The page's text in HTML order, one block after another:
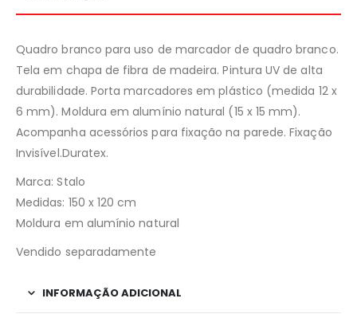
Quadro branco para uso de marcador de quadro branco.
Tela em chapa de fibra de madeira. Pintura UV de alta
durabilidade. Porta marcadores em plástico (medida 12 x
6 mm). Moldura em alumínio natural (15 x 15 mm).
Acompanha acessórios para fixação na parede. Fixação
Invisível.Duratex.
Marca: Stalo
Medidas: 150 x 120 cm
Moldura em alumínio natural
Vendido separadamente
INFORMAÇÃO ADICIONAL